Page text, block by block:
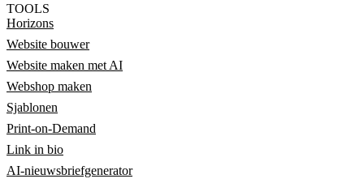
TOOLS
Horizons
Website bouwer
Website maken met AI
Webshop maken
Sjablonen
Print-on-Demand
Link in bio
AI-nieuwsbriefgenerator